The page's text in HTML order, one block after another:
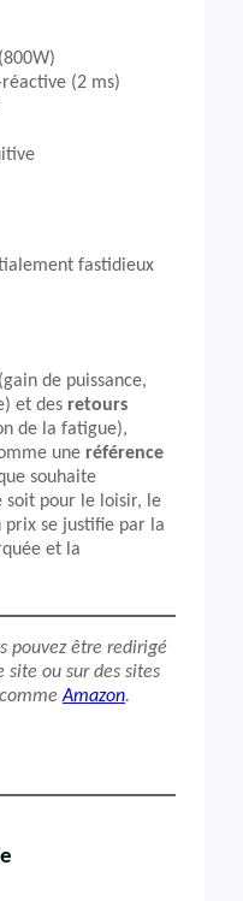
(2 ms)
fastidieux
(gain de puissance,
et des retours
de la fatigue),
une référence
souhaite
soit pour le loisir, le
se justifie par la
et la
pouvez être redirigé
site ou sur des sites
Amazon.